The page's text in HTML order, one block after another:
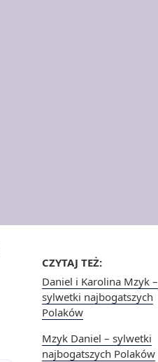
CZYTAJ TEŻ:
Daniel i Karolina Mzyk –
sylwetki najbogatszych
Polaków
Mzyk Daniel – sylwetki
najbogatszych Polaków